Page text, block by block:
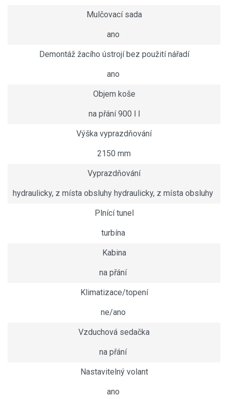
Mulčovací sada
ano
Demontáž žacího ústrojí bez použití nářadí
ano
Objem koše
na přání 900 l l
Výška vyprazdňování
2150 mm
Vyprazdňování
hydraulicky, z místa obsluhy hydraulicky, z místa obsluhy
Plnící tunel
turbína
Kabina
na přání
Klimatizace/topení
ne/ano
Vzduchová sedačka
na přání
Nastavitelný volant
ano